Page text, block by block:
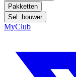
Pakketten
Sel. bouwer
MyClub